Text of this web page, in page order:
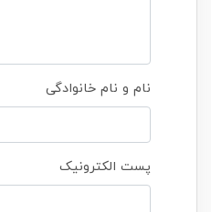
نام و نام خانوادگی
پست الکترونیک